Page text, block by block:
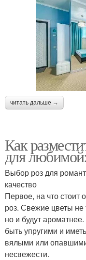
читать дальше →
Как
для
Выбор роз для
качество
Первое, на что стоит
роз. Свежие цветы не
но и будут
быть упругими и
вялыми или опавшими
несвежести.